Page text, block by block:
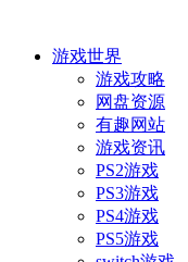
游戏世界
游戏攻略
网盘资源
有趣网站
游戏资讯
PS2游戏
PS3游戏
PS4游戏
PS5游戏